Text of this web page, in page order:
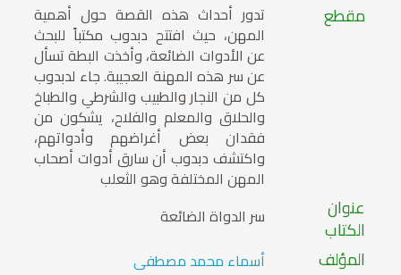
مقطع تدور أحداث هذه القصة حول أهمية
المهن، حيث افتتح دبدوب مكتباً للبحث
عن الأدوات الضائعة، وأخذت البطة تسأل
عن سر هذه المهنة العجيبة. جاء لدبدوب
كل من النجار والطبيب والشرطي والطباخ
والحلاق والمعلم والفلاح، يشكون من
فقدان بعض أغراضهم وأدواتهم،
واكتشف دبدوب أن سارق أدوات أصحاب
المهن المختلفة وهو الثعلب
عنوان
الكتاب سر الدواة الضائعة
المؤلف أسماء محمد مصطفى